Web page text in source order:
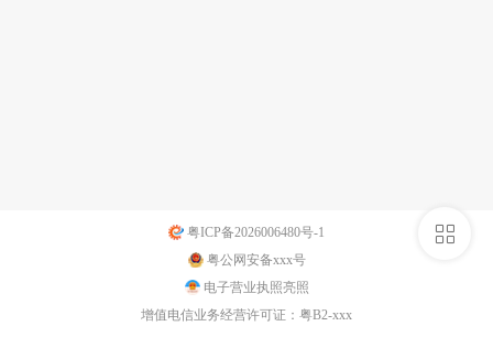
粤ICP备2026006480号-1
粤公网安备xxx号
电子营业执照亮照
增值电信业务经营许可证：粤B2-xxx